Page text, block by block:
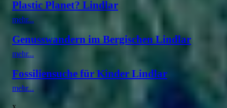
Plastic Planet? Lindlar
mehr...
Genusswandern im Bergischen Lindlar
mehr...
Fossiliensuche für Kinder Lindlar
mehr...
x